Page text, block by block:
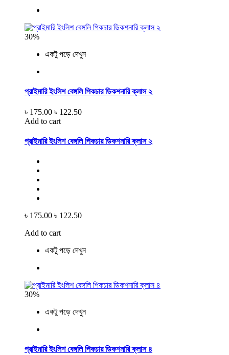
30%
একটু পড়ে দেখুন
প্রাইমারি ইংলিশ বেঙ্গলি পিকচার ডিকশনারি ক্লাস ২
৳ 175.00 ৳ 122.50
Add to cart
প্রাইমারি ইংলিশ বেঙ্গলি পিকচার ডিকশনারি ক্লাস ২
৳ 175.00 ৳ 122.50
Add to cart
একটু পড়ে দেখুন
30%
একটু পড়ে দেখুন
প্রাইমারি ইংলিশ বেঙ্গলি পিকচার ডিকশনারি ক্লাস ৪